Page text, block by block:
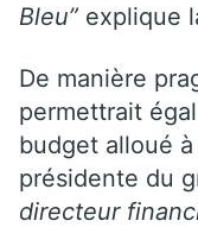
Bleu” explique
De manière
permettrait
budget alloué
présidente du
directeur